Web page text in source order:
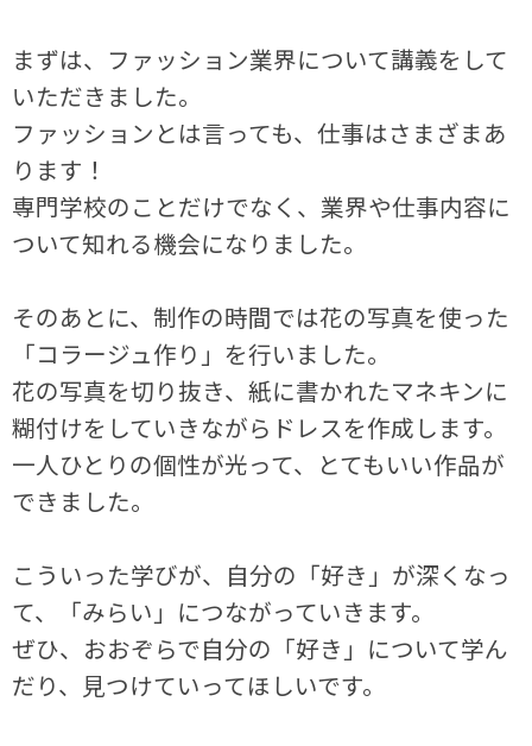
まずは、ファッション業界について講義をして
いただきました。
ファッションとは言っても、仕事はさまざまあ
ります！
専門学校のことだけでなく、業界や仕事内容に
ついて知れる機会になりました。
そのあとに、制作の時間では花の写真を使った
「コラージュ作り」を行いました。
花の写真を切り抜き、紙に書かれたマネキンに
糊付けをしていきながらドレスを作成します。
一人ひとりの個性が光って、とてもいい作品が
できました。
こういった学びが、自分の「好き」が深くなっ
て、「みらい」につながっていきます。
ぜひ、おおぞらで自分の「好き」について学ん
だり、見つけていってほしいです。